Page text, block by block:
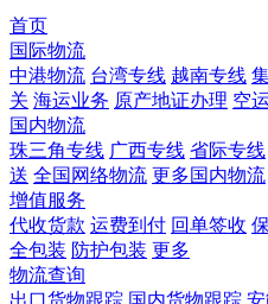
首页
国际物流
中港物流 台湾专线 越南专线
关 海运业务 原产地证办理 空
国内物流
珠三角专线 广西专线 省际专线
送 全国网络物流 更多国内物流
增值服务
代收货款 运费到付 回单签收
全包装 防护包装 更多
物流查询
出口货物跟踪 国内货物跟踪